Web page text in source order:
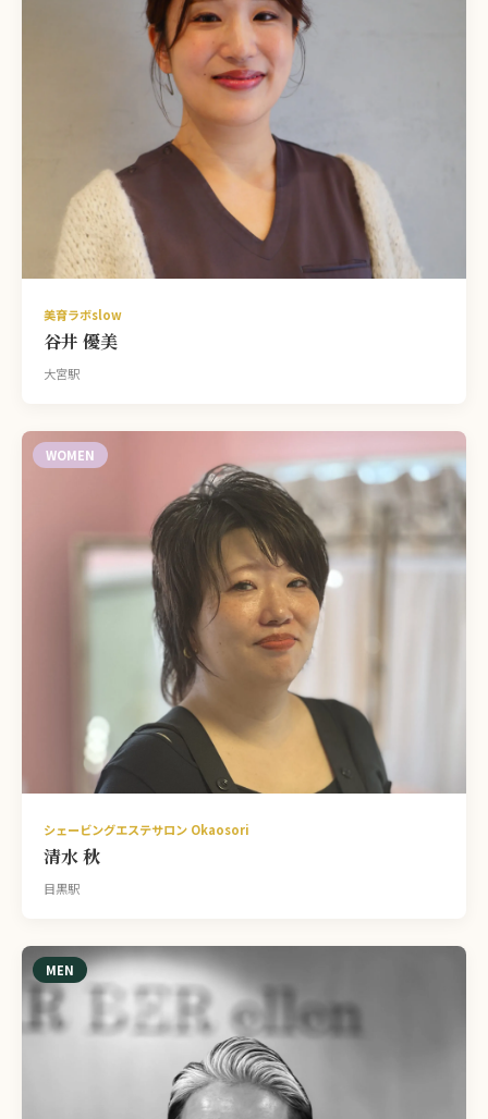
美育ラボslow
谷井 優美
大宮駅
WOMEN
シェービングエステサロン Okaosori
清水 秋
目黒駅
MEN